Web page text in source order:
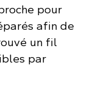
pour
afin de
un fil
par